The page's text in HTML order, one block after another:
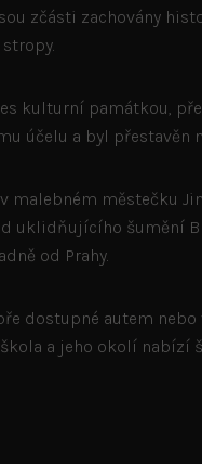
zčásti zachovány
kulturní památkou,
účelu a byl přestavěn
malebném městečku
uklidňujícího šumění
od Prahy.
dostupné autem nebo
a jeho okolí nabízí